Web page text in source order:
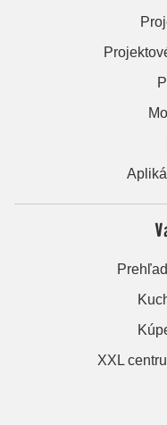
XXL